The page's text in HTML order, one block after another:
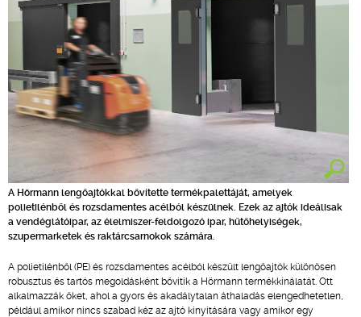
A Hörmann lengőajtókkal bővítette termékpalettáját, amelyek
polietilénből és rozsdamentes acélból készülnek. Ezek az ajtók ideálisak
a vendéglátóipar, az élelmiszer-feldolgozó ipar, hűtőhelyiségek,
szupermarketek és raktárcsarnokok számára.
A polietilénből (PE) és rozsdamentes acélból készült lengőajtók különösen
robusztus és tartós megoldásként bővítik a Hörmann termékkínálatát. Ott
alkalmazzák őket, ahol a gyors és akadálytalan áthaladás elengedhetetlen,
például amikor nincs szabad kéz az ajtó kinyitására vagy amikor egy